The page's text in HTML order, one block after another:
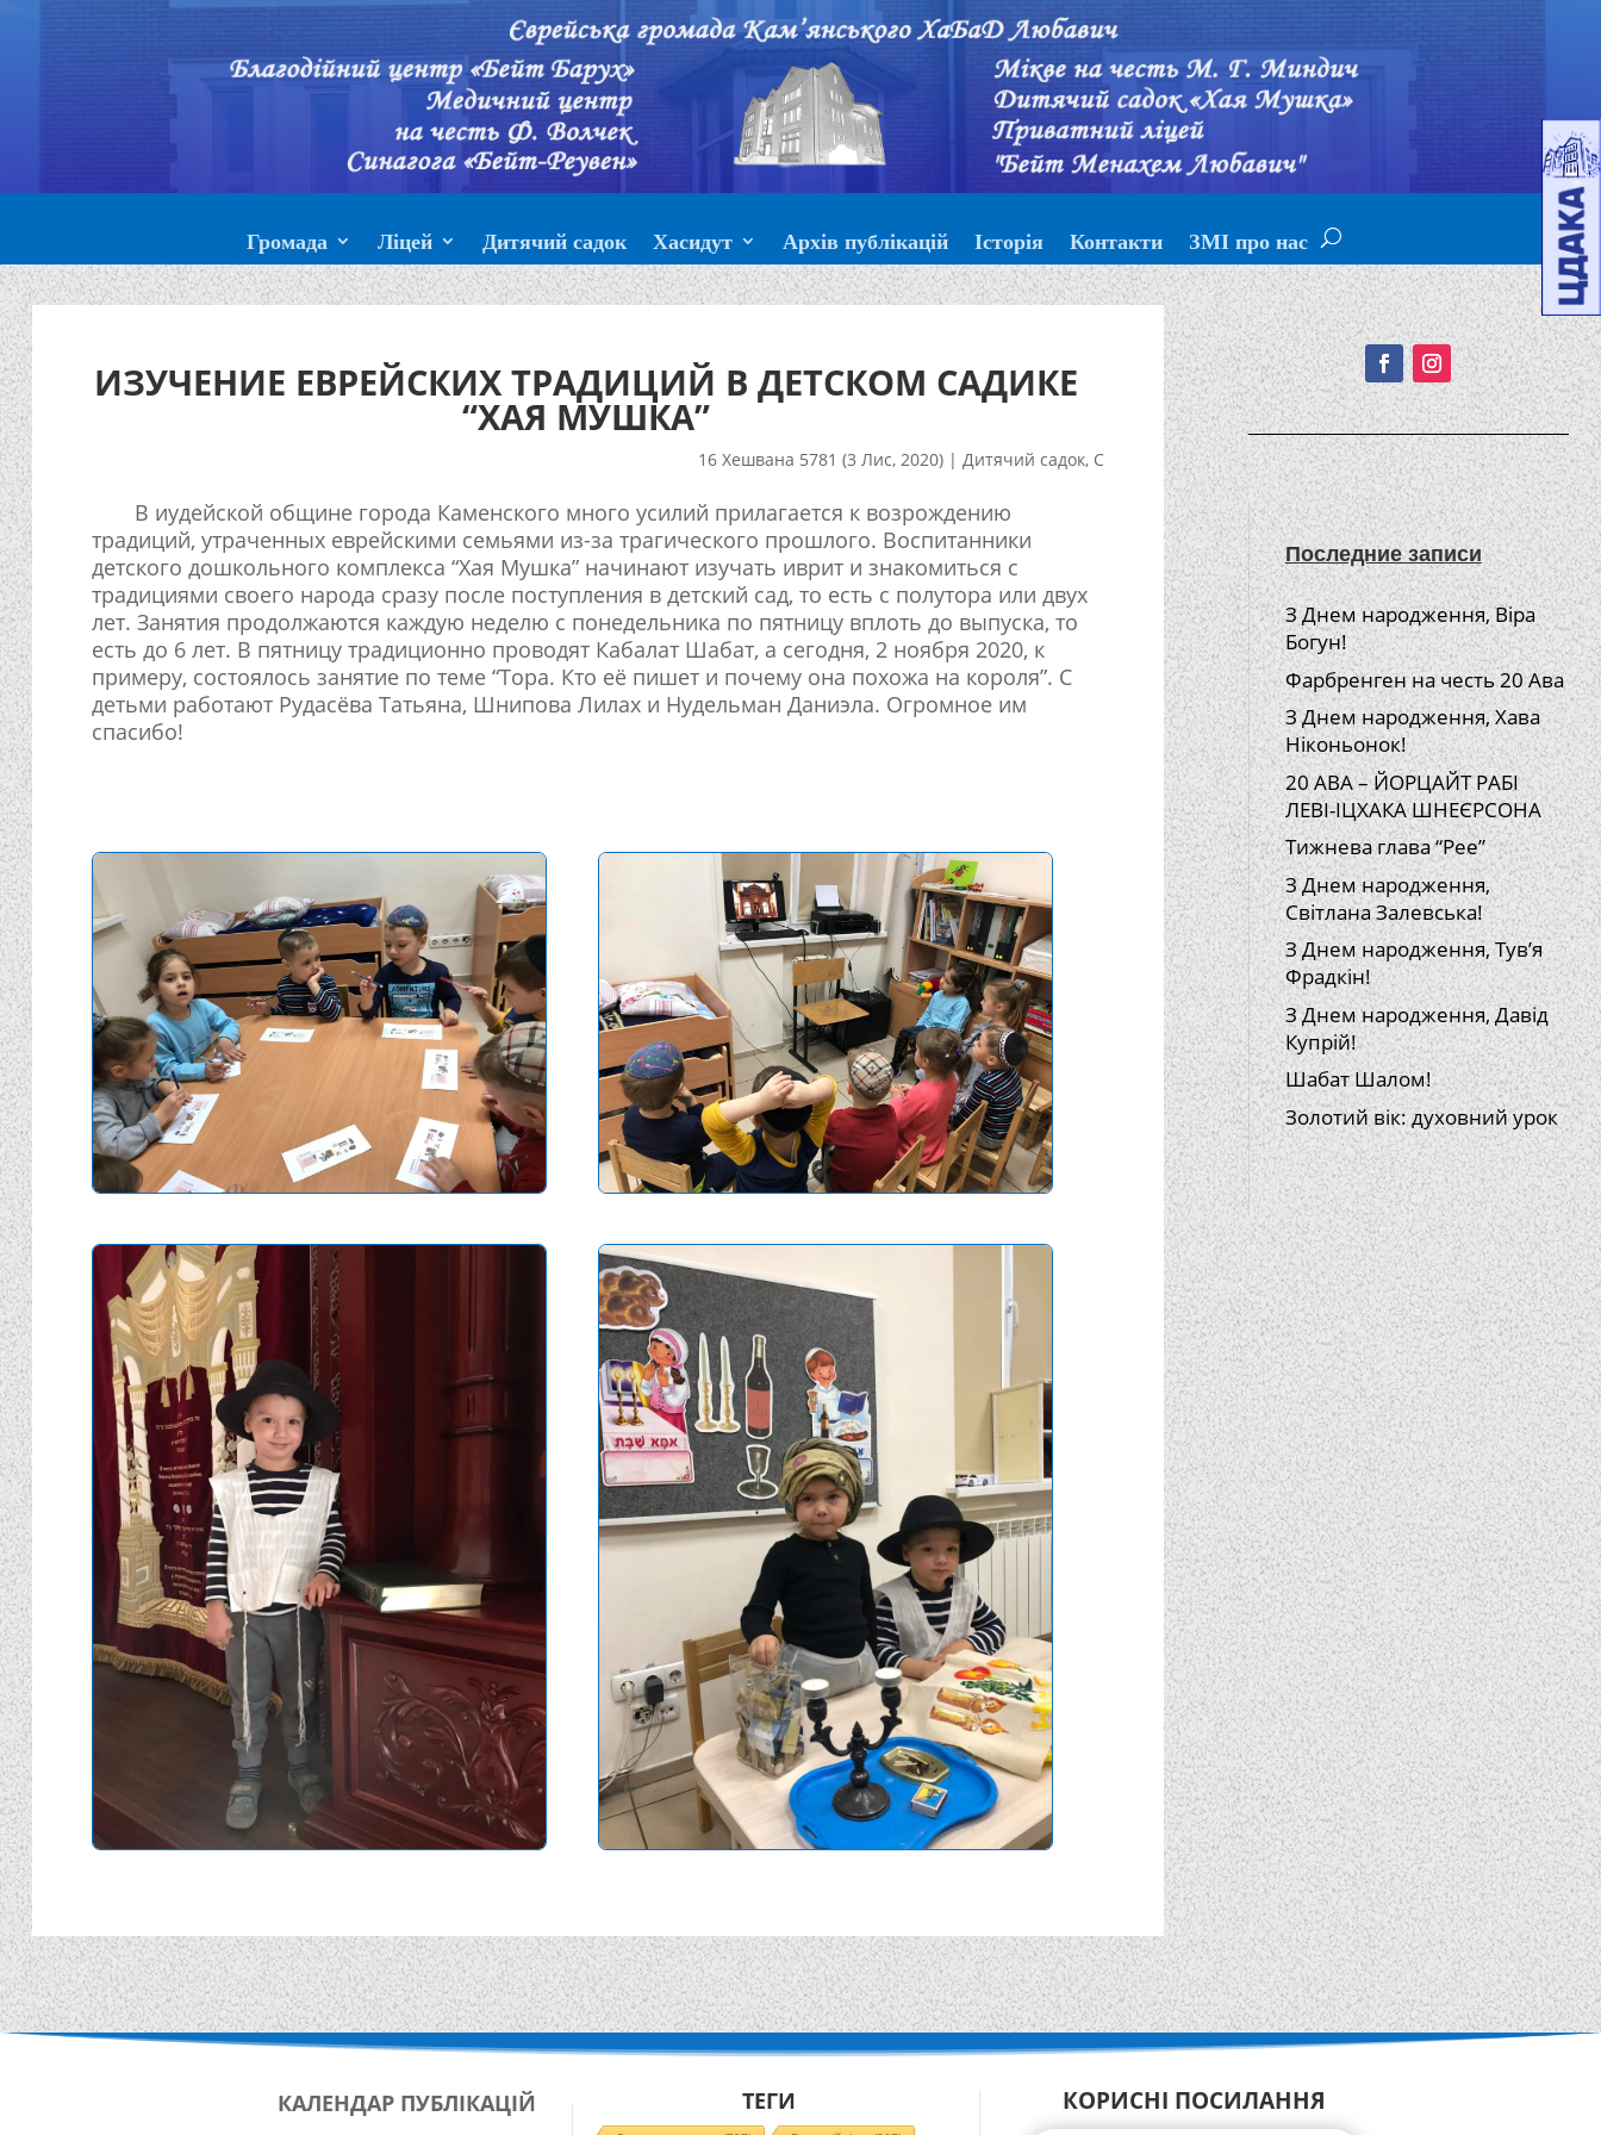
Громада Ліцей Дитячий садок Хасидут Архів публікацій Історія Контакти ЗМІ про нас
ИЗУЧЕНИЕ ЕВРЕЙСКИХ ТРАДИЦИЙ В ДЕТСКОМ САДИКЕ
“ХАЯ МУШКА”
16 Хешвана 5781 (3 Лис, 2020)| Дитячий садок, С
В иудейской общине города Каменского много усилий прилагается к возрождению
традиций, утраченных еврейскими семьями из-за трагического прошлого. Воспитанники
детского дошкольного комплекса “Хая Мушка” начинают изучать иврит и знакомиться с
традициями своего народа сразу после поступления в детский сад, то есть с полутора или двух
лет. Занятия продолжаются каждую неделю с понедельника по пятницу вплоть до выпуска, то
есть до 6 лет. В пятницу традиционно проводят Кабалат Шабат, а сегодня, 2 ноября 2020, к
примеру, состоялось занятие по теме “Тора. Кто её пишет и почему она похожа на короля”. С
детьми работают Рудасёва Татьяна, Шнипова Лилах и Нудельман Даниэла. Огромное им
спасибо!
Подписывайтесь!
Последние записи
З Днем народження, Віра
Богун!
Фарбренген на честь 20 Ава
З Днем народження, Хава
Ніконьонок!
20 АВА – ЙОРЦАЙТ РАБІ
ЛЕВІ-ІЦХАКА ШНЕЄРСОНА
Тижнева глава “Рее”
З Днем народження,
Світлана Залевська!
З Днем народження, Тув’я
Фрадкін!
З Днем народження, Давід
Купрій!
Шабат Шалом!
Золотий вік: духовний урок
КАЛЕНДАР ПУБЛІКАЦІЙ ТЕГИ КОРИСНІ ПОСИЛАННЯ